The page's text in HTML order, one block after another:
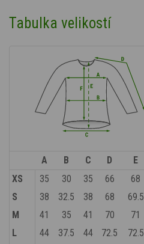
Tabulka velikostí
A B C D E
XS
35 30 35 66 68
S
38 32.5 38 68 69.5
M
41 35 41 70 71
L
44 37.5 44 72.5 72.5